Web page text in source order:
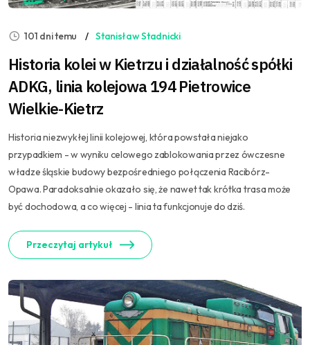
101 dni temu Stanisław Stadnicki
Historia kolei w Kietrzu i działalność spółki
ADKG, linia kolejowa 194 Pietrowice
Wielkie-Kietrz
Historia niezwykłej linii kolejowej, która powstała niejako
przypadkiem - w wyniku celowego zablokowania przez ówczesne
władze śląskie budowy bezpośredniego połączenia Racibórz-
Opawa. Paradoksalnie okazało się, że nawet tak krótka trasa może
być dochodowa, a co więcej - linia ta funkcjonuje do dziś.
Przeczytaj artykuł